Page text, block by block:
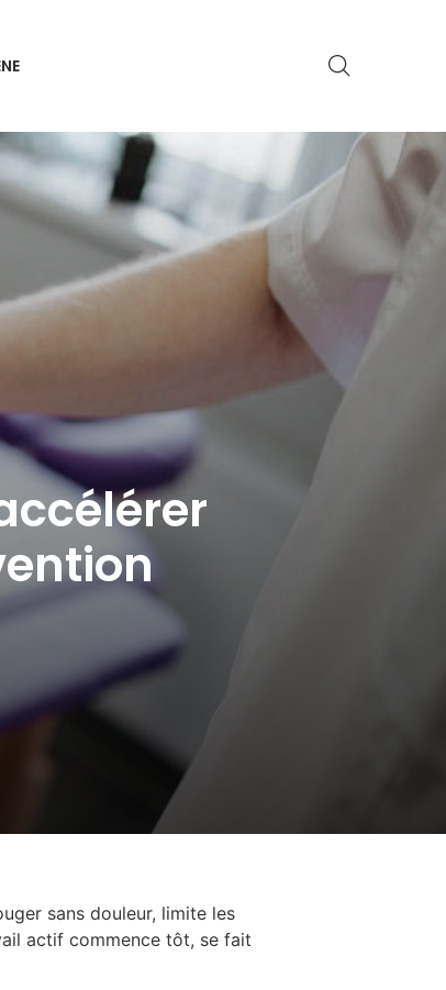
sans douleur, limite les
actif commence tôt, se fait